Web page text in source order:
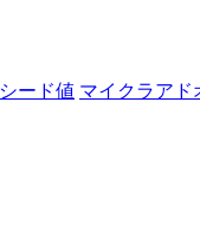
シード値 マイクラアド